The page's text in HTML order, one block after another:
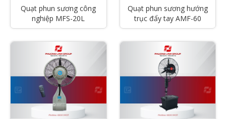
Quạt phun sương công
nghiệp MFS-20L
Quạt phun sương hướng
trục đẩy tay AMF-60